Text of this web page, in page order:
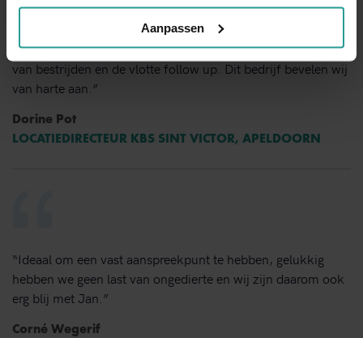
Aanpassen
“Kinnef Plaagdiermanagement heeft bij ons op en adequate
manier de ongedierte bestrijding uitgevoerd. Wij zijn zeer
tevreden over de snelheid van handelen de grondige wijze
van bestrijden en de vlotte follow up. Dit bedrijf bevelen wij
van harte aan.”
Dorine Pot
LOCATIEDIRECTEUR KBS SINT VICTOR, APELDOORN
“Ideaal om een vast aanspreekpunt te hebben, gelukkig
hebben we geen last van ongedierte en wij zijn daarom ook
erg blij met Jan.”
Corné Wegerif